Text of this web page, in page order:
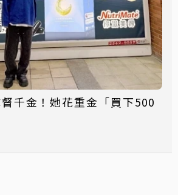
千金！她花重金「買下500